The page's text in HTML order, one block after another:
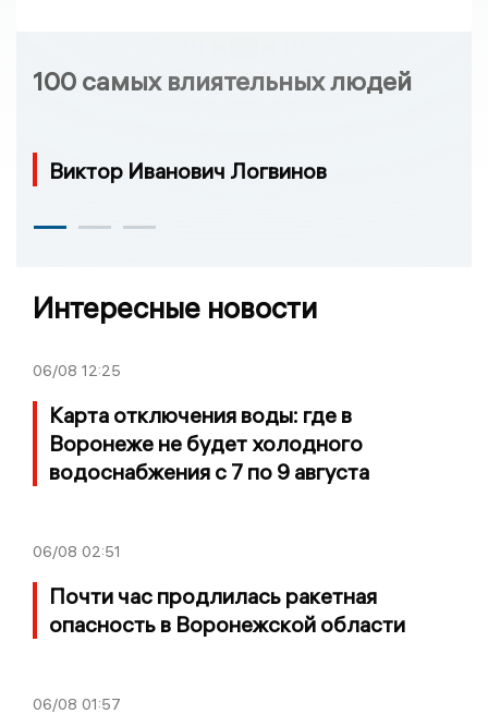
100 самых влиятельных людей
Виктор Иванович Логвинов
Интересные новости
06/08 12:25
Карта отключения воды: где в
Воронеже не будет холодного
водоснабжения с 7 по 9 августа
06/08 02:51
Почти час продлилась ракетная
опасность в Воронежской области
06/08 01:57